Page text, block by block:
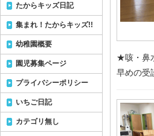
★咳・鼻
早めの受
たからキッズ日記
集まれ！たからキッズ!!
幼稚園概要
園児募集ページ
プライバシーポリシー
いちご日記
カテゴリ無し